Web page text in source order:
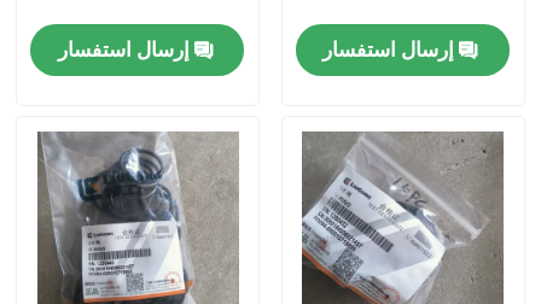
منزل
حول بنا
جولة في المعمل
إرسال استفسار إرسال استفسار